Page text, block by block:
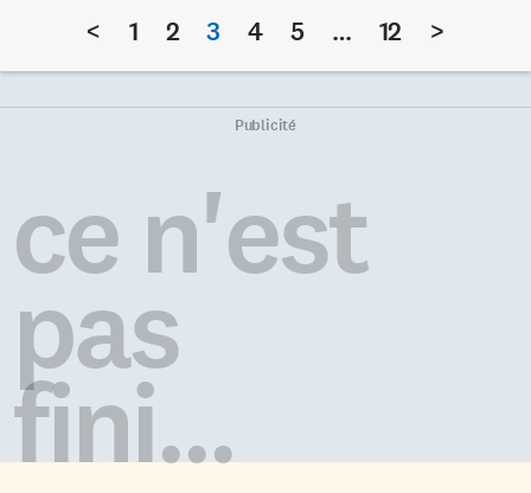
partagent 12 282 712 $. Les
ouvrages dans les catégories
suivantes: essai, fiction, poésie,
figurer dans une bibliothèque
publique. Le DPP échantillonne
sept catalogues de
bibliothèques pour chaque
ans Le nombre d’écrivains
récompensés a légèrement
chuté cette […]
ville. Du café Si vous vous
Kipling, si l’idée de vous y
rendre a pu vous traverser un
instant l’esprit, alors arrêtez
absolument rien à voir à […]
< 1 2 3 4 5 … 12 >
Publicité
ce n'est
pas
fini...